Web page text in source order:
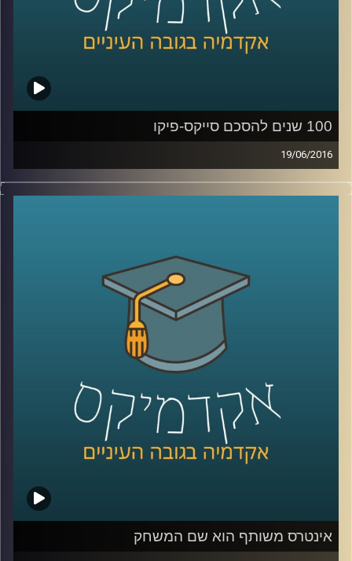
100 שנים להסכם סייקס-פיקו
19/06/2016
במאי ציין העולם 100 שנים להסכם סייקס-פיקו,
מלחמת האזרחים בסוריה ועלייתה של דאע"ש.
הצטרפו לאיתי אפשטיין וד"ר מרדכי קידר לשיחה
מרתקת שמתחילה ביום ירושלים וגולשת למזרח
התיכון, קולוניאליזם, איסלאם ומה שביניהם,
ובנוסף, ניתוח מעניין של ד"ר קידר לפיתרון
האולטימיטיבי לטענתו לסכסוך
הישראלי-פלסטיני
AudioVersity
אינטרס משותף הוא שם המשחק